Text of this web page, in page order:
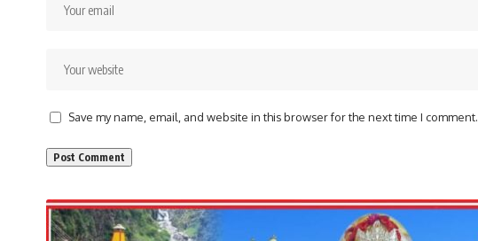
Save my name, email, and website in this browser for the next time I comment.